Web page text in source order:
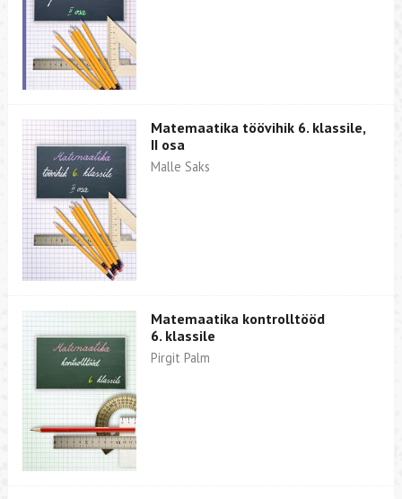
Matemaatika töövihik 6. klassile,
II osa
Malle Saks
Matemaatika kontrolltööd
6. klassile
Pirgit Palm